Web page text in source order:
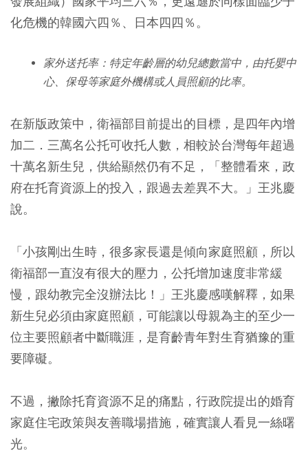
化危機的韓國六四％、日本四四％。
家外送托率：特定年齡層的幼兒總數當中，由托嬰中
心、保母等家庭外機構或人員照顧的比率。
在新版政策中，衛福部目前提出的目標，是四年內增
加二．三萬名公托可收托人數，相較於台灣每年超過
十萬名新生兒，供給顯然仍有不足，「整體看來，政
府在托育資源上的投入，跟過去差異不大。」王兆慶
說。
「小孩剛出生時，很多家長還是傾向家庭照顧，所以
衛福部一直沒有很大的壓力，公托增加速度非常緩
慢，跟幼教完全沒辦法比！」王兆慶感嘆解釋，如果
新生兒必須由家庭照顧，可能讓以母親為主的至少一
位主要照顧者中斷職涯，是育齡青年對生育猶豫的重
要障礙。
不過，撇除托育資源不足的痛點，行政院提出的婚育
家庭住宅政策與友善職場措施，確實讓人看見一絲曙
光。